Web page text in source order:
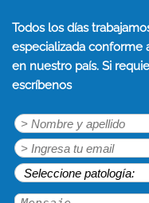
Todos los días
especializada conforme
en nuestro país. Si
escríbenos